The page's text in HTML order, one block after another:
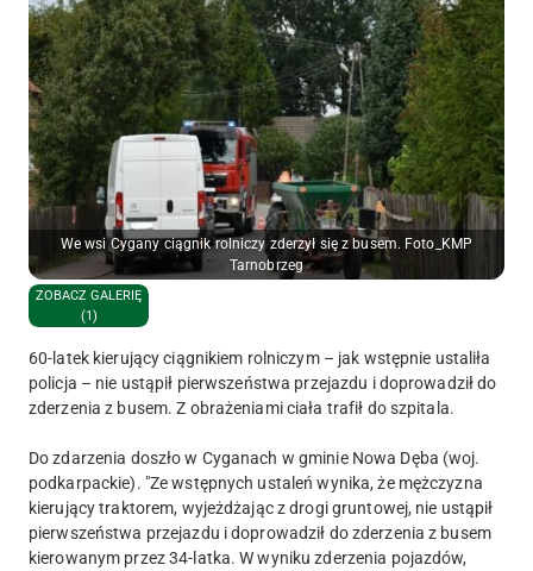
We wsi Cygany ciągnik rolniczy zderzył się z busem. Foto_KMP
Tarnobrzeg
ZOBACZ GALERIĘ
(1)
60-latek kierujący ciągnikiem rolniczym – jak wstępnie ustaliła
policja – nie ustąpił pierwszeństwa przejazdu i doprowadził do
zderzenia z busem. Z obrażeniami ciała trafił do szpitala.
Do zdarzenia doszło w Cyganach w gminie Nowa Dęba (woj.
podkarpackie). "Ze wstępnych ustaleń wynika, że mężczyzna
kierujący traktorem, wyjeżdżając z drogi gruntowej, nie ustąpił
pierwszeństwa przejazdu i doprowadził do zderzenia z busem
kierowanym przez 34-latka. W wyniku zderzenia pojazdów,